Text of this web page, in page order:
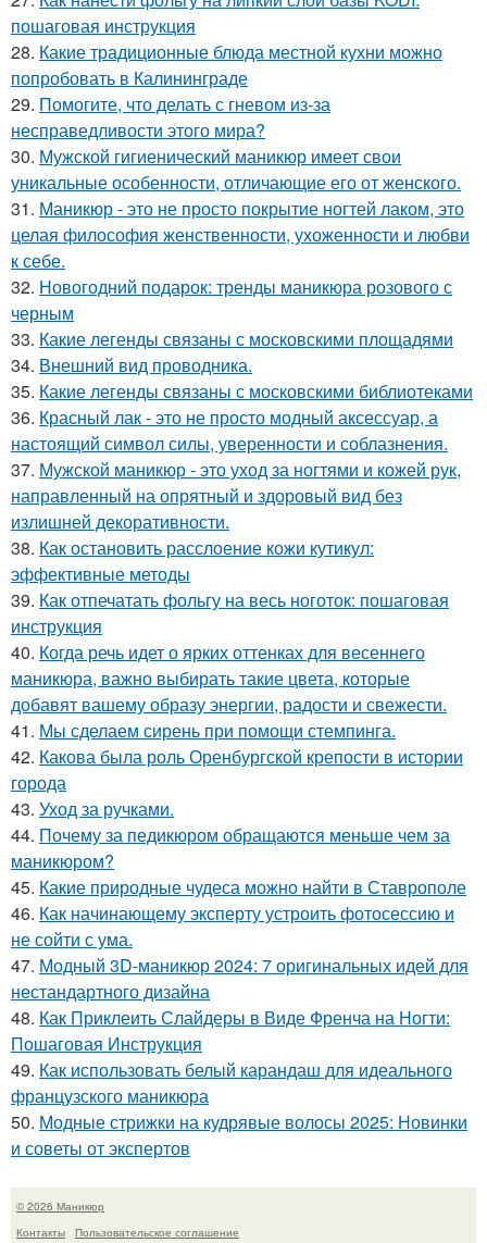
пошаговая инструкция
28. Какие традиционные блюда местной кухни можно
попробовать в Калининграде
29. Помогите, что делать с гневом из-за
несправедливости этого мира?
30. Мужской гигиенический маникюр имеет свои
уникальные особенности, отличающие его от женского.
31. Маникюр - это не просто покрытие ногтей лаком, это
целая философия женственности, ухоженности и любви
к себе.
32. Новогодний подарок: тренды маникюра розового с
черным
33. Какие легенды связаны с московскими площадями
34. Внешний вид проводника.
35. Какие легенды связаны с московскими библиотеками
36. Красный лак - это не просто модный аксессуар, а
настоящий символ силы, уверенности и соблазнения.
37. Мужской маникюр - это уход за ногтями и кожей рук,
направленный на опрятный и здоровый вид без
излишней декоративности.
38. Как остановить расслоение кожи кутикул:
эффективные методы
39. Как отпечатать фольгу на весь ноготок: пошаговая
инструкция
40. Когда речь идет о ярких оттенках для весеннего
маникюра, важно выбирать такие цвета, которые
добавят вашему образу энергии, радости и свежести.
41. Мы сделаем сирень при помощи стемпинга.
42. Какова была роль Оренбургской крепости в истории
города
43. Уход за ручками.
44. Почему за педикюром обращаются меньше чем за
маникюром?
45. Какие природные чудеса можно найти в Ставрополе
46. Как начинающему эксперту устроить фотосессию и
не сойти с ума.
47. Модный 3D-маникюр 2024: 7 оригинальных идей для
нестандартного дизайна
48. Как Приклеить Слайдеры в Виде Френча на Ногти:
Пошаговая Инструкция
49. Как использовать белый карандаш для идеального
французского маникюра
50. Модные стрижки на кудрявые волосы 2025: Новинки
и советы от экспертов
© 2026 Маникюр
Контакты
Пользовательское соглашение